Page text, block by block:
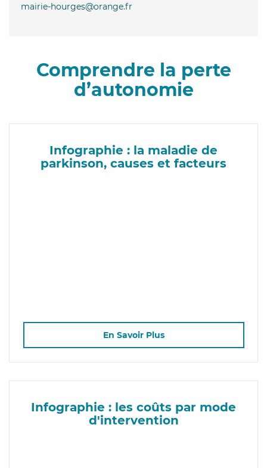
mairie-hourges@orange.fr
Comprendre la perte
d’autonomie
Infographie : la maladie de
parkinson, causes et facteurs
En Savoir Plus
Infographie : les coûts par mode
d'intervention